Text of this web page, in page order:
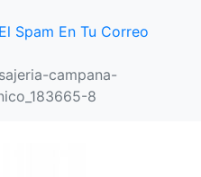
Spam En Tu Correo
campana-
8